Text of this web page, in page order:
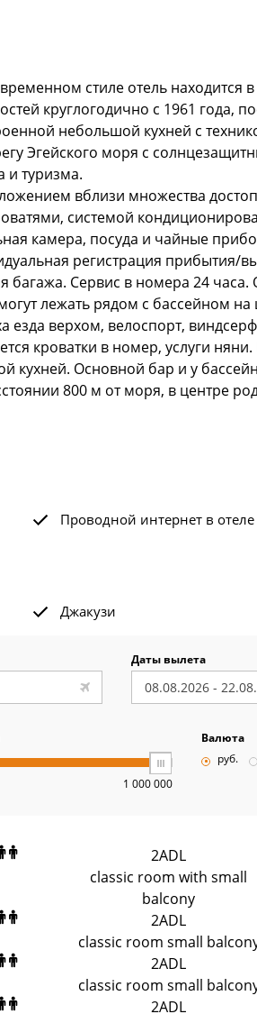
стиле отель
круглогодично с 1961 года,
небольшой кухней с
Эгейского моря с
и туризма.
вблизи множества
системой
камера, посуда и чайные
регистрация прибытия/
Сервис в номера 24
лежать рядом с бассейном
езда верхом, велоспорт,
кроватки в номер, услуги
кухней. Основной бар и у
800 м от моря, в центре
Проводной интернет в отеле
Джакузи
Даты вылета
1 000 000
Валюта
руб.
2ADL
classic room with small
balcony
2ADL
classic room small
2ADL
classic room small
2ADL